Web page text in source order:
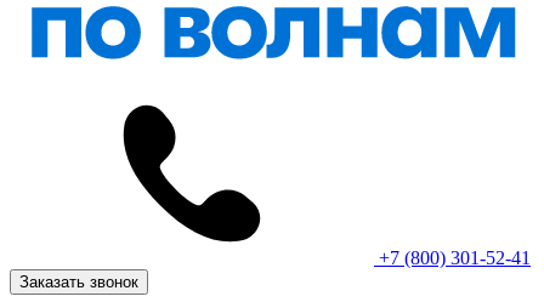
+7 (800) 301-52-41
Заказать звонок